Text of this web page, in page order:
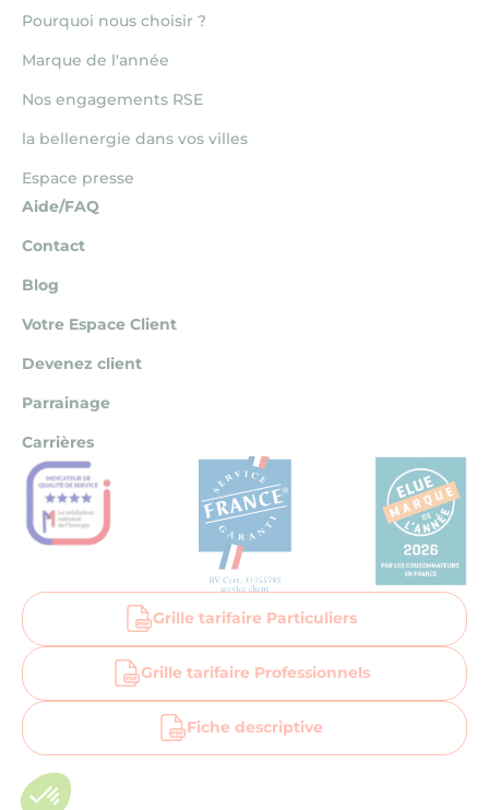
Pourquoi nous choisir ?
Marque de l'année
Nos engagements RSE
la bellenergie dans vos villes
Espace presse
Aide/FAQ
Contact
Blog
Votre Espace Client
Devenez client
Parrainage
Carrières
Grille tarifaire Particuliers
Grille tarifaire Professionnels
Fiche descriptive
Aller sur la page facebook la bellenergie